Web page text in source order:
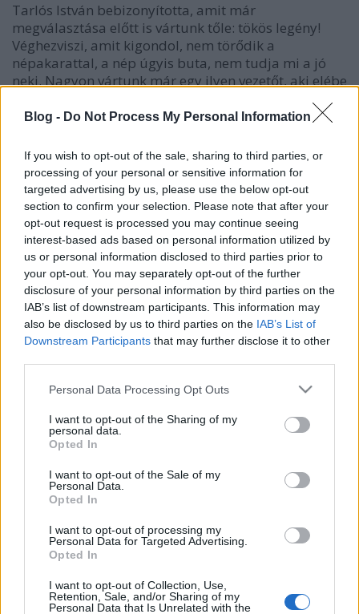
Blog - Do Not Process My Personal Information
If you wish to opt-out of the sale, sharing to third parties, or
processing of your personal or sensitive information for
targeted advertising by us, please use the below opt-out
section to confirm your selection. Please note that after your
opt-out request is processed you may continue seeing
interest-based ads based on personal information utilized by
us or personal information disclosed to third parties prior to
your opt-out. You may separately opt-out of the further
disclosure of your personal information by third parties on the
IAB’s list of downstream participants. This information may
also be disclosed by us to third parties on the IAB’s List of
Downstream Participants that may further disclose it to other
Please note that this website/app uses one or more Google
not limited to your visit or usage behaviour. You may click to
grant or deny consent to Google and its third-party tags to
use your data for below specified purposes in below Google
consent section.
Personal Data Processing Opt Outs
I want to opt-out of the Sharing of my
personal data.
Opted In
I want to opt-out of the Sale of my
Personal Data.
Opted In
I want to opt-out of processing my
Personal Data for Targeted Advertising.
Opted In
I want to opt-out of Collection, Use,
Retention, Sale, and/or Sharing of my
Personal Data that Is Unrelated with the
Tarlós István bebizonyította, amit már
megválasztása előtt is vártunk tőle: tökös legény!
Véghezviszi, amit kigondol, nem törődik a
népakarattal, a nép úgyis buta, nem tudja mi a jó
neki. Nagyon vártunk már egy ilyen vezetőt, aki elébe
borús
gorbacsov• 2011. május 19.
A hétvégén Pécsett és Barcson jártunk, hogy
megnézzük, mi van a rokonokkal, hogy zajlik az élet.
Előzetesen Barcs tűnt izgalmasabbnak, Pécsett
évente többször is megfordulunk, de a drávamenti
határvárosban nagyon rég nem voltunk. Hát zajlik az
élet, de, miként a magyar vidéken…
Belvárosi pionírok